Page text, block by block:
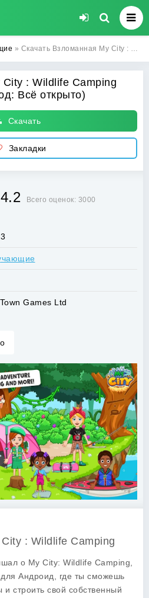
» Скачать Взломанная My City : Wildlife Camping на Андроид (Всё открыто)
City : Wildlife Camping
Всё открыто)
Скачать
Закладки
Всего оценок: 3000
Games Ltd
: Wildlife Camping
о My City: Wildlife Camping
для Андроид, где ты сможешь
и строить свой собственный